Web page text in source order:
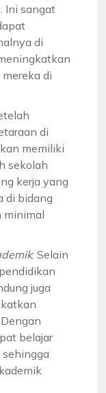
Ini sangat
di
di
di
memiliki
sekolah
kerja yang
di bidang
minimal
: Selain
juga
belajar